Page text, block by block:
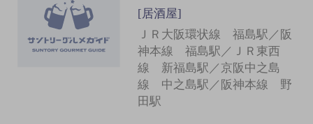
[居酒屋]
ＪＲ大阪環状線 福島駅／阪
神本線 福島駅／ＪＲ東西
線 新福島駅／京阪中之島
線 中之島駅／阪神本線 野
田駅